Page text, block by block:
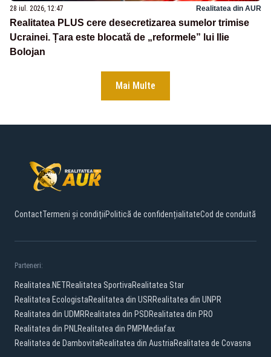
28 iul. 2026, 12:47 Realitatea din AUR
Realitatea PLUS cere desecretizarea sumelor trimise
Ucrainei. Țara este blocată de „reformele” lui Ilie
Bolojan
Mai Multe
ContactTermeni și condițiiPolitică de confidențialitateCod de conduită
Parteneri:
Realitatea.NETRealitatea SportivaRealitatea Star
Realitatea EcologistaRealitatea din USRRealitatea din UNPR
Realitatea din UDMRRealitatea din PSDRealitatea din PRO
Realitatea din PNLRealitatea din PMPMediafax
Realitatea de DambovitaRealitatea din AustriaRealitatea de Covasna